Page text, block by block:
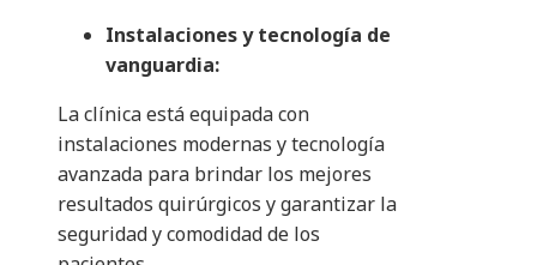
Instalaciones y tecnología de
vanguardia:
La clínica está equipada con
instalaciones modernas y tecnología
avanzada para brindar los mejores
resultados quirúrgicos y garantizar la
seguridad y comodidad de los